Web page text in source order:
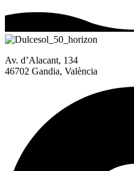
Av. d’Alacant, 134
46702 Gandia, València